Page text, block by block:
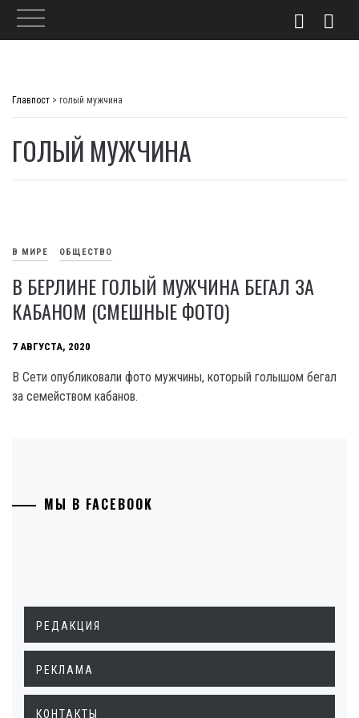
Главпост > голый мужчина
ГОЛЫЙ МУЖЧИНА
В МИРЕ ОБЩЕСТВО
В БЕРЛИНЕ ГОЛЫЙ МУЖЧИНА БЕГАЛ ЗА
КАБАНОМ (СМЕШНЫЕ ФОТО)
7 АВГУСТА, 2020
В Сети опубликовали фото мужчины, который голышом бегал
за семейством кабанов.
МЫ В FACEBOOK
РЕДАКЦИЯ
РЕКЛАМА
КОНТАКТЫ